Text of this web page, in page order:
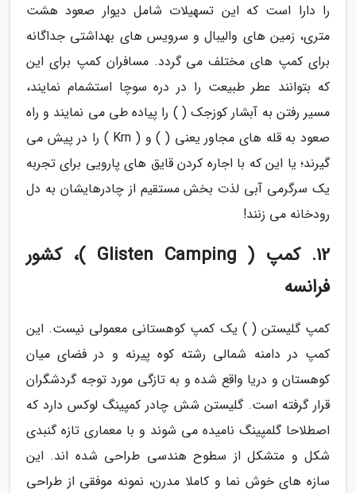
را دارا است که این تسهیلات شامل دیوار صعود هشت
متری، زمین های والیبال و سرویس های بهداشتی جداگانه
برای کمپ های مختلف می گردد. مسافران کمپ برای این
که بتوانند عطر طبیعت را در دره سوچا استشمام نمایند،
مسیر رفتن به آبشار کوزجک ( ) را پیاده طی می نمایند و راه
صعود به قله های مجاور یعنی ( ) و ( Krn ) را در پیش می
گیرند؛ یا این که با اجاره کردن قایق های پارویی برای تجربه
یک سرگرمی آبی لذت بخش مستقیم از چادرهایشان به دل
رودخانه می زنند!
12. کمپ ( Glisten Camping )، کشور
فرانسه
کمپ گلیستن ( ) یک کمپ کوهستانی معمولی نیست. این
کمپ در دامنه شمالی رشته کوه پیرنه و در فضای میان
کوهستان و دریا واقع شده و به تازگی مورد توجه گردشگران
قرار گرفته است. گلیستن شش چادر کمپینگ لوکس دارد که
اصطلاحا گلمپینگ نامیده می شوند و با معماری تازه گنبدی
شکل و متشکل از سطوح هندسی طراحی شده اند. این
سازه های خوش نما و کاملا مدرن، نمونه موفقی از طراحی